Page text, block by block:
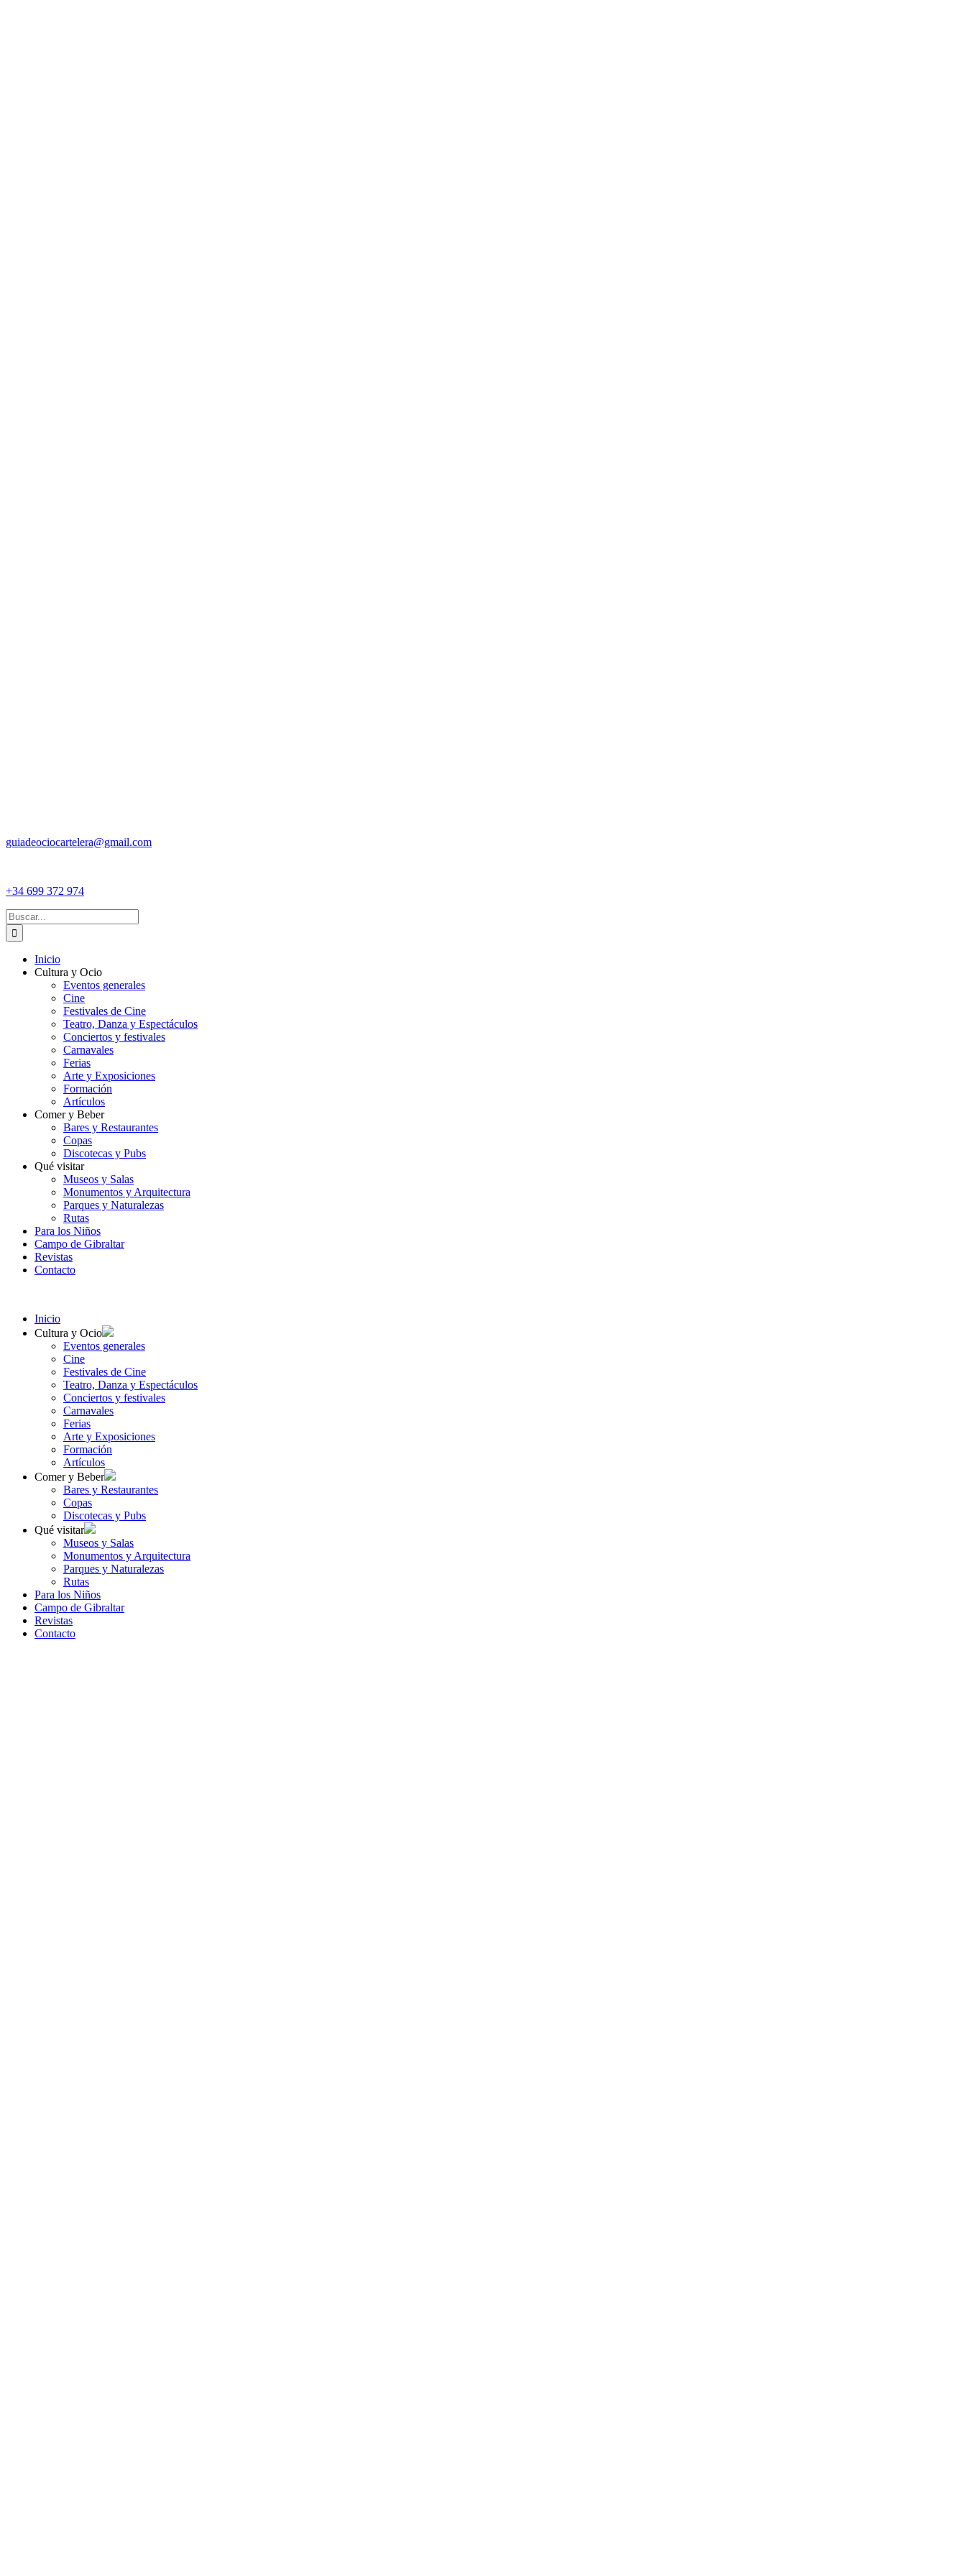
guiadeociocartelera@gmail.com
+34 699 372 974
Buscar:
Inicio
Cultura y Ocio
Eventos generales
Cine
Festivales de Cine
Teatro, Danza y Espectáculos
Conciertos y festivales
Carnavales
Ferias
Arte y Exposiciones
Formación
Artículos
Comer y Beber
Bares y Restaurantes
Copas
Discotecas y Pubs
Qué visitar
Museos y Salas
Monumentos y Arquitectura
Parques y Naturalezas
Rutas
Para los Niños
Campo de Gibraltar
Revistas
Contacto
Inicio
Cultura y Ocio
Eventos generales
Cine
Festivales de Cine
Teatro, Danza y Espectáculos
Conciertos y festivales
Carnavales
Ferias
Arte y Exposiciones
Formación
Artículos
Comer y Beber
Bares y Restaurantes
Copas
Discotecas y Pubs
Qué visitar
Museos y Salas
Monumentos y Arquitectura
Parques y Naturalezas
Rutas
Para los Niños
Campo de Gibraltar
Revistas
Contacto